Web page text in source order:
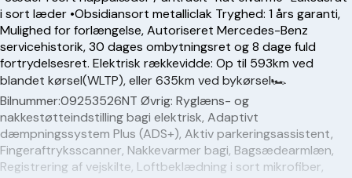
i sort læder •Obsidiansort metalliclak Tryghed: 1 års garanti,
Mulighed for forlængelse, Autoriseret Mercedes-Benz
servicehistorik, 30 dages ombytningsret og 8 dage fuld
fortrydelsesret. Elektrisk rækkevidde: Op til 593km ved
blandet kørsel(WLTP), eller 635km ved bykørsel🏎️
Bilnummer:09253526NT Øvrig: Ryglæns- og
nakkestøtteindstilling bagi elektrisk, Adaptivt
dæmpningssystem Plus (ADS+), Aktiv parkeringsassistent,
Fingeraftryksscanner, Nakkevarmer bagi, Bagsædearmlæn,
Registrering af vejskilte, Loftbeklædning i sort mikrofiber,